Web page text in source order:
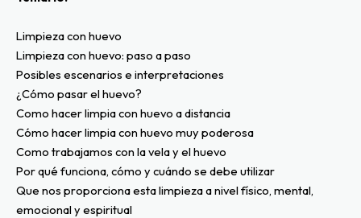
Limpieza con huevo
Limpieza con huevo: paso a paso
Posibles escenarios e interpretaciones
¿Cómo pasar el huevo?
Como hacer limpia con huevo a distancia
Cómo hacer limpia con huevo muy poderosa
Como trabajamos con la vela y el huevo
Por qué funciona, cómo y cuándo se debe utilizar
Que nos proporciona esta limpieza a nivel físico, mental,
emocional y espiritual